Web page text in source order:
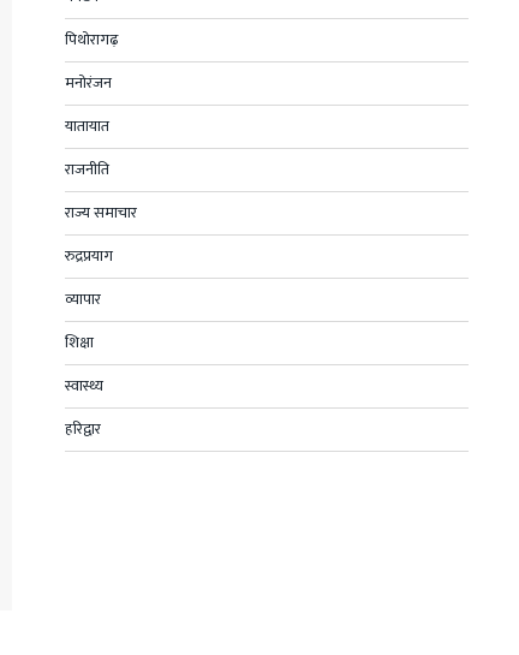
पिथोरागढ़
मनोरंजन
यातायात
राजनीति
राज्य समाचार
रुद्रप्रयाग
व्यापार
शिक्षा
स्वास्थ्य
हरिद्वार